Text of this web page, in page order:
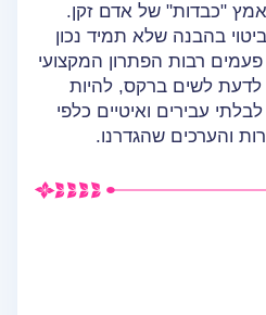
"כבדות" של אדם זקן.
בהבנה שלא תמיד נכון
רבות הפתרון המקצועי
לדעת לשים ברקס, להיות
עבירים ואיטיים כלפי
והערכים שהגדרנו.